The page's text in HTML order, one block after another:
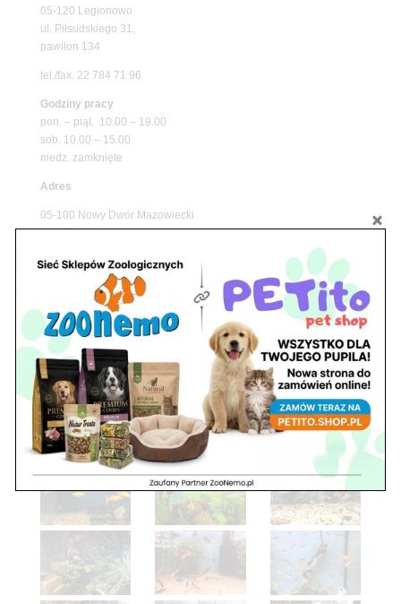
05-120 Legionowo
ul. Piłsudskiego 31,
pawilon 134
tel./fax. 22 784 71 96
Godziny pracy
pon. – piąt. 10.00 – 19.00
sob. 10.00 – 15.00
niedz. zamknięte
Adres
05-100 Nowy Dwór Mazowiecki
ul. Leśna 2
tel. 503 900 215
Godziny pracy
pon. – piąt. 10.00 – 19.00
sob. 8.00 – 15.00
niedz. zamknięte